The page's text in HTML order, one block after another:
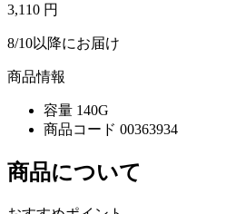
3,110 円
8/10以降にお届け
商品情報
容量 140G
商品コード 00363934
商品について